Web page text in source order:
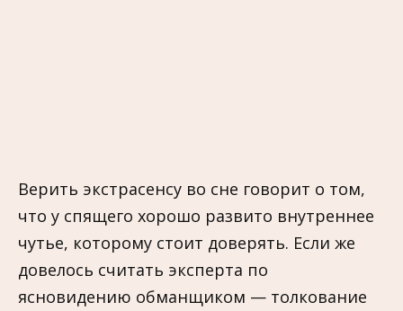
Верить экстрасенсу во сне говорит о том,
что у спящего хорошо развито внутреннее
чутье, которому стоит доверять. Если же
довелось считать эксперта по
ясновидению обманщиком — толкование